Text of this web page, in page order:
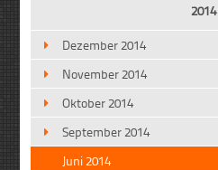
2014
Dezember 2014
November 2014
Oktober 2014
September 2014
Juni 2014